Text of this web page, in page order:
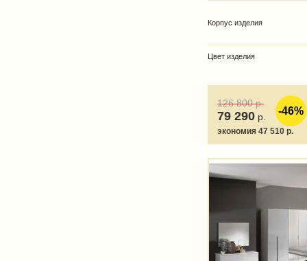
Корпус изделия
Цвет изделия
-46%
126 800р.
79 290 р.
экономия 47 510 р.